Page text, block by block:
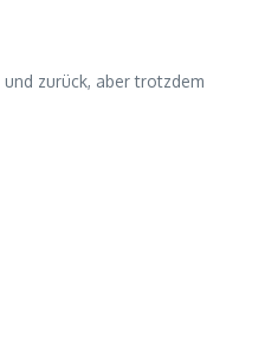
zurück, aber trotzdem